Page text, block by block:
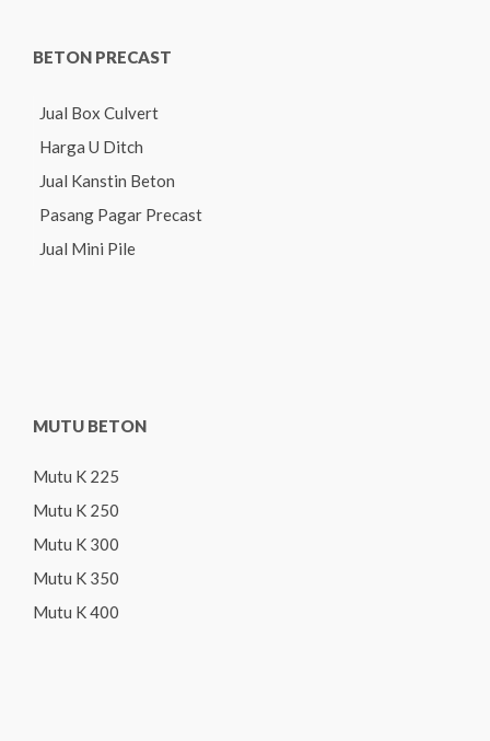
BETON PRECAST
Jual Box Culvert
Harga U Ditch
Jual Kanstin Beton
Pasang Pagar Precast
Jual Mini Pile
MUTU BETON
Mutu K 225
Mutu K 250
Mutu K 300
Mutu K 350
Mutu K 400